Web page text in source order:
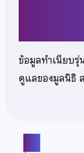
ข้อมูลทำเนียบรุ่
ดูแลของมูลนิธิ